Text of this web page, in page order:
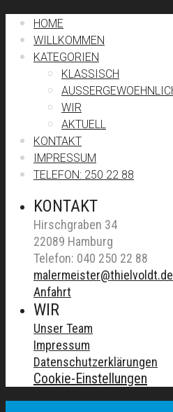
HOME
WILLKOMMEN
KATEGORIEN
KLASSISCH
AUSSERGEWOEHNLICH
WIR
AKTUELL
KONTAKT
IMPRESSUM
TELEFON: 250 22 88
KONTAKT
Hirschgraben 34
22089 Hamburg
Telefon: 040 250 22 88
malermeister@thielvoldt.de
Anfahrt
WIR
Unser Team
Impressum
Datenschutzerklärungen
Cookie-Einstellungen